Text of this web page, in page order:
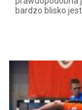
bardzo blisko